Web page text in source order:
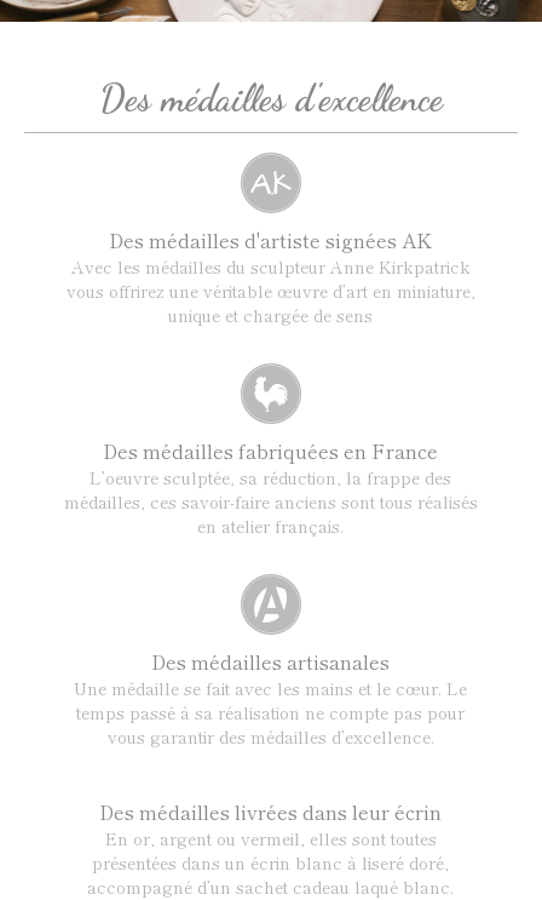
Des médailles d'excellence
Des médailles d'artiste signées AK
Avec les médailles du sculpteur Anne Kirkpatrick
vous offrirez une véritable œuvre d’art en miniature,
unique et chargée de sens
Des médailles fabriquées en France
L’oeuvre sculptée, sa réduction, la frappe des
médailles, ces savoir-faire anciens sont tous réalisés
en atelier français.
Des médailles artisanales
Une médaille se fait avec les mains et le cœur. Le
temps passé à sa réalisation ne compte pas pour
vous garantir des médailles d’excellence.
Des médailles livrées dans leur écrin
En or, argent ou vermeil, elles sont toutes
présentées dans un écrin blanc à liseré doré,
accompagné d’un sachet cadeau laqué blanc.